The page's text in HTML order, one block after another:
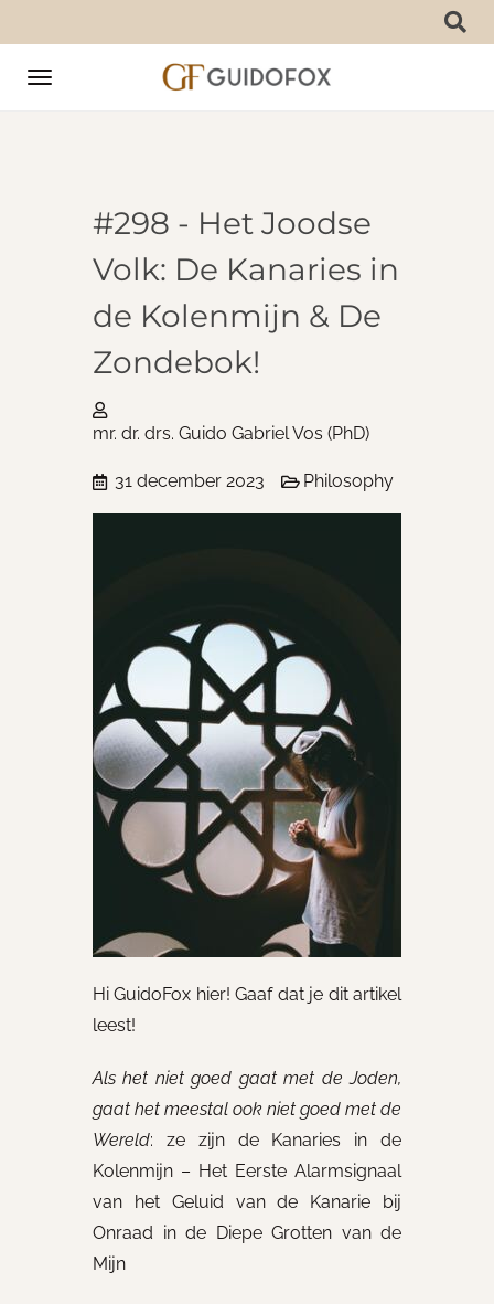
Toggle
#298 - Het Joodse
Volk: De Kanaries in
de Kolenmijn & De
Zondebok!
mr. dr. drs. Guido Gabriel Vos (PhD)
31 december 2023 Philosophy
Hi GuidoFox hier! Gaaf dat je dit artikel
leest!
Als het niet goed gaat met de Joden,
gaat het meestal ook niet goed met de
Wereld: ze zijn de Kanaries in de
Kolenmijn – Het Eerste Alarmsignaal
van het Geluid van de Kanarie bij
Onraad in de Diepe Grotten van de
Mijn